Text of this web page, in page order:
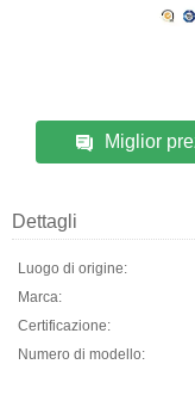
Miglior
Dettagli
Luogo di origine:
Marca:
Certificazione:
Numero di modello: